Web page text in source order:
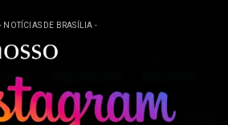
- NOTÍCIAS DE BRASÍLIA -